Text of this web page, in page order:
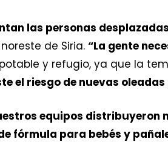
las personas
de Siria. “La gente
y refugio, ya que la
el riesgo de nuevas oleadas
equipos distribuyeron
fórmula para bebés y